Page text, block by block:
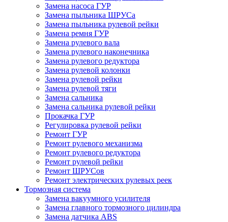
Замена насоса ГУР
Замена пыльника ШРУСа
Замена пыльника рулевой рейки
Замена ремня ГУР
Замена рулевого вала
Замена рулевого наконечника
Замена рулевого редуктора
Замена рулевой колонки
Замена рулевой рейки
Замена рулевой тяги
Замена сальника
Замена сальника рулевой рейки
Прокачка ГУР
Регулировка рулевой рейки
Ремонт ГУР
Ремонт рулевого механизма
Ремонт рулевого редуктора
Ремонт рулевой рейки
Ремонт ШРУСов
Ремонт электрических рулевых реек
Тормозная система
Замена вакуумного усилителя
Замена главного тормозного цилиндра
Замена датчика ABS